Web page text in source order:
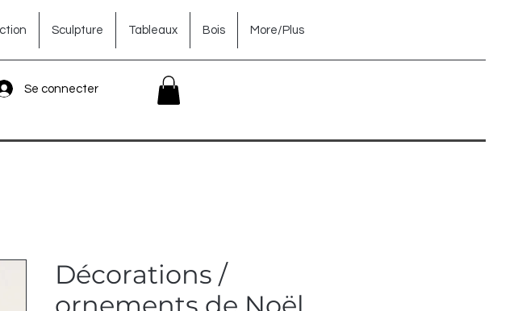
Sculpture Tableaux Bois More/Plus
Se connecter
Décorations /